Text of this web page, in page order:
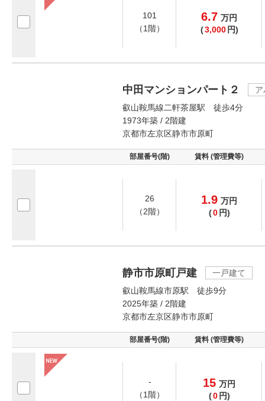
101
（1階）
6.7 万円
(3,000 円)
中田マンションパート２
叡山鞍馬線二軒茶屋駅 徒歩4分
1973年築 / 2階建
京都市左京区静市市原町
部屋番号(階) 賃料 (管理費等)
26
（2階）
1.9 万円
(0 円)
静市市原町戸建
一戸建て
叡山鞍馬線市原駅 徒歩9分
2025年築 / 2階建
京都市左京区静市市原町
部屋番号(階) 賃料 (管理費等)
-
（1階）
15 万円
(0 円)